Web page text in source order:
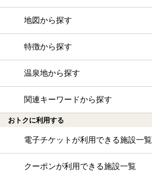
地図から探す
特徴から探す
温泉地から探す
関連キーワードから探す
おトクに利用する
電子チケットが利用できる施設一覧
クーポンが利用できる施設一覧